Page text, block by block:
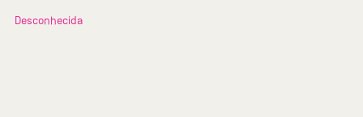
Desconhecida